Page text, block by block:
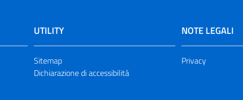
UTILITY
Sitemap
Dichiarazione di accessibilità
NOTE LEGALI
Privacy